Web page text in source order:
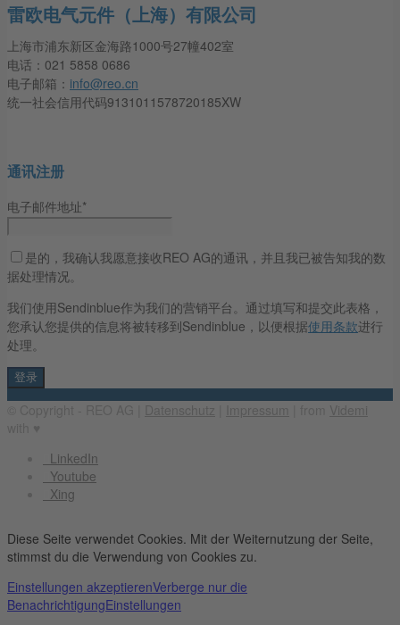
雷欧电气元件（上海）有限公司
上海市浦东新区金海路1000号27幢402室
电话：021 5858 0686
电子邮箱： info@reo.cn
统一社会信用代码9131011578720185XW
通讯注册
电子邮件地址*
是的，我确认我愿意接收REO AG的通讯，并且我已被告知我的数
据处理情况。
我们使用Sendinblue作为我们的营销平台。通过填写和提交此表格，
您承认您提供的信息将被转移到Sendinblue，以便根据使用条款进行
处理。
Datenschutz Impressum
Videmi
LinkedIn
Youtube
Xing
Diese Seite verwendet Cookies. Mit der Weiternutzung der Seite,
stimmst du die Verwendung von Cookies zu.
Einstellungen akzeptierenVerberge nur die
BenachrichtigungEinstellungen